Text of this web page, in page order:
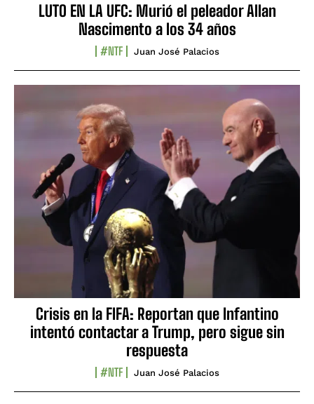
LUTO EN LA UFC: Murió el peleador Allan
Nascimento a los 34 años
#NTF Juan José Palacios
Crisis en la FIFA: Reportan que Infantino
intentó contactar a Trump, pero sigue sin
respuesta
#NTF Juan José Palacios